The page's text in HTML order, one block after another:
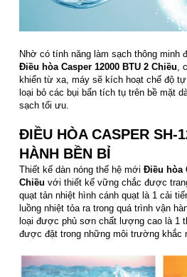
Nhờ có tính năng làm sạch thông minh
Điều hòa Casper 12000 BTU 2 Chiều,
khiển từ xa, máy sẽ kích hoạt chế độ
loại bỏ các bụi bẩn tích tụ trên bề mặt
sạch tối ưu.
ĐIỀU HÒA CASPER SH-
HÀNH BỀN BỈ
Thiết kế dàn nóng thế hệ mới Điều hòa
Chiều với thiết kế vững chắc được
quạt tản nhiệt hình cánh quạt là 1 cải
luồng nhiệt tỏa ra trong quá trình vận
loại được phủ sơn chất lượng cao là 1
được đặt trong những môi trường khắc